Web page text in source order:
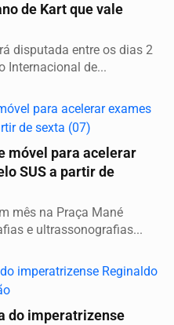
de Kart que vale
disputada entre os dias 2
Internacional de...
móvel para acelerar
SUS a partir de
mês na Praça Mané
e ultrassonografias...
do imperatrizense